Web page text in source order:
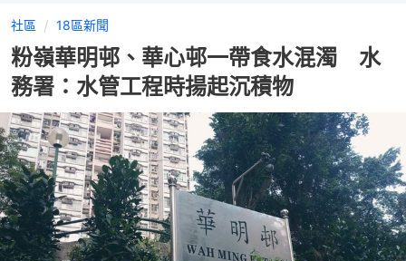
社區 18區新聞
粉嶺華明邨、華心邨一帶食水混濁 水
務署：水管工程時揚起沉積物